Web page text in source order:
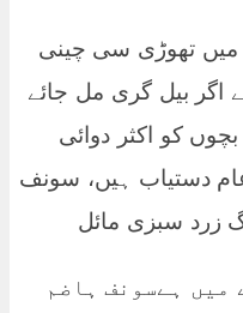
میں تھوڑی سی چینی
اگر بیل گری مل جائے
کو اکثر دوائی
عام دستیاب ہیں، سونف
زرد سبزی مائل
ہےسونف ہاضم